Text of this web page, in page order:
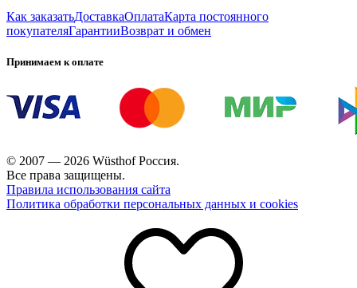
Как заказатьДоставкаОплатаКарта постоянного
покупателяГарантииВозврат и обмен
Принимаем к оплате
© 2007 — 2026 Wüsthof Россия.
Все права защищены.
Правила использования сайта
Политика обработки персональных данных и cookies